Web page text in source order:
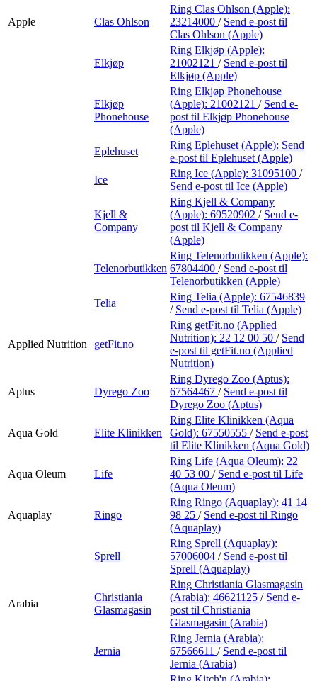
Apple Clas Ohlson
Ring Clas Ohlson (Apple):
23214000 / Send e-post til
Clas Ohlson (Apple)
Elkjøp
Ring Elkjøp (Apple):
21002121 / Send e-post til
Elkjøp (Apple)
Elkjøp
Phonehouse
Ring Elkjøp Phonehouse
(Apple): 21002121 / Send e-
post til Elkjøp Phonehouse
(Apple)
Eplehuset
Ring Eplehuset (Apple): Send
e-post til Eplehuset (Apple)
Ice
Ring Ice (Apple): 31095100 /
Send e-post til Ice (Apple)
Kjell &
Company
Ring Kjell & Company
(Apple): 69520902 / Send e-
post til Kjell & Company
(Apple)
Telenorbutikken
Ring Telenorbutikken (Apple):
67804400 / Send e-post til
Telenorbutikken (Apple)
Telia
Ring Telia (Apple): 67546839
/ Send e-post til Telia (Apple)
Applied Nutrition getFit.no
Ring getFit.no (Applied
Nutrition): 22 12 00 50 / Send
e-post til getFit.no (Applied
Nutrition)
Aptus Dyrego Zoo
Ring Dyrego Zoo (Aptus):
67564467 / Send e-post til
Dyrego Zoo (Aptus)
Aqua Gold Elite Klinikken
Ring Elite Klinikken (Aqua
Gold): 67550555 / Send e-post
til Elite Klinikken (Aqua Gold)
Aqua Oleum Life
Ring Life (Aqua Oleum): 22
40 53 00 / Send e-post til Life
(Aqua Oleum)
Aquaplay Ringo
Ring Ringo (Aquaplay): 41 14
98 25 / Send e-post til Ringo
(Aquaplay)
Sprell
Ring Sprell (Aquaplay):
57006004 / Send e-post til
Sprell (Aquaplay)
Arabia
Christiania
Glasmagasin
Ring Christiania Glasmagasin
(Arabia): 46621125 / Send e-
post til Christiania
Glasmagasin (Arabia)
Jernia
Ring Jernia (Arabia):
67566611 / Send e-post til
Jernia (Arabia)